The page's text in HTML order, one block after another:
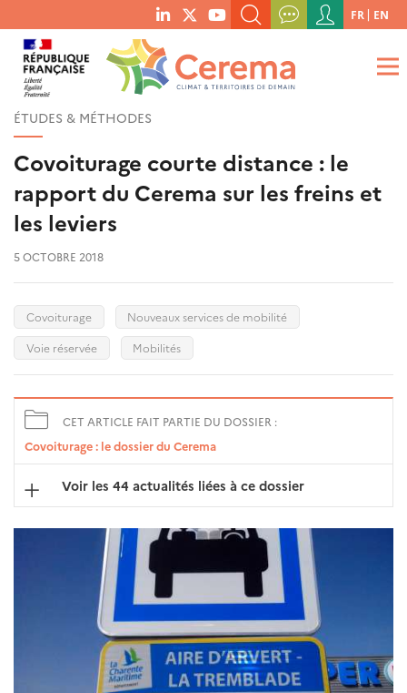
menu
social
links
RECHERCHER UN MOT-CLÉ, UNE PUBLICATION, ETC.
QUE RECHERCHEZ-VOUS ?
Menu
du
compte
de
FR EN
ÉTUDES & MÉTHODES
Covoiturage courte distance : le
rapport du Cerema sur les freins et
les leviers
5 OCTOBRE 2018
Covoiturage
Nouveaux services de mobilité
Voie réservée
Mobilités
CET ARTICLE FAIT PARTIE DU DOSSIER :
Covoiturage : le dossier du Cerema
Voir les 44 actualités liées à ce dossier